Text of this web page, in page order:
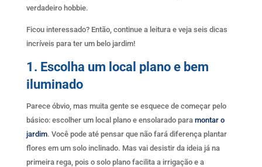
verdadeiro hobbie.
Ficou interessado? Então, continue a leitura e veja seis dicas
incríveis para ter um belo jardim!
1. Escolha um local plano e bem
iluminado
Parece óbvio, mas muita gente se esquece de começar pelo
básico: escolher um local plano e ensolarado para montar o
jardim. Você pode até pensar que não fará diferença plantar
flores em um solo inclinado. Mas vai desistir da ideia já na
primeira rega, pois o solo plano facilita a irrigação e a